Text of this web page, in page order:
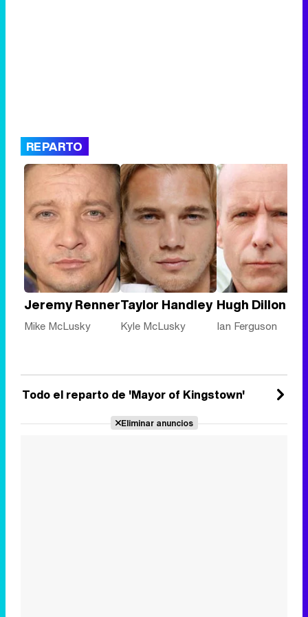
REPARTO
Jeremy Renner
Mike McLusky
Taylor Handley
Kyle McLusky
Hugh Dillon
Ian Ferguson
Todo el reparto de 'Mayor of Kingstown'
Eliminar anuncios